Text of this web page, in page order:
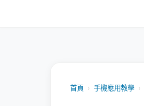
首頁 › 手機應用教學 ›